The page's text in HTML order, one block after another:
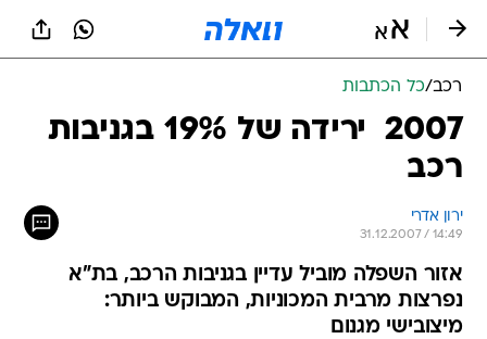
רכב/כל הכתבות
2007  ירידה של 19% בגניבות
רכב
ירון אדרי
31.12.2007 / 14:49
אזור השפלה מוביל עדיין בגניבות הרכב, בת"א
נפרצות מרבית המכוניות, המבוקש ביותר:
מיצובישי מגנום